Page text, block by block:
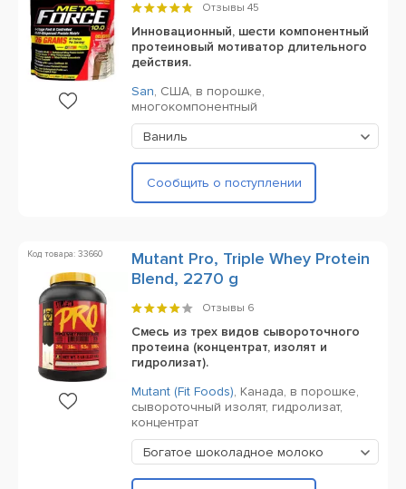
Отзывы 45
Инновационный, шести компонентный
протеиновый мотиватор длительного
действия.
San, США, в порошке,
многокомпонентный
Ваниль
Сообщить о поступлении
Код товара: 33660
Mutant Pro, Triple Whey Protein
Blend, 2270 g
Отзывы 6
Cмесь из трех видов сывороточного
протеина (концентрат, изолят и
гидролизат).
Mutant (Fit Foods), Канада, в порошке,
сывороточный изолят, гидролизат,
концентрат
Богатое шоколадное молоко